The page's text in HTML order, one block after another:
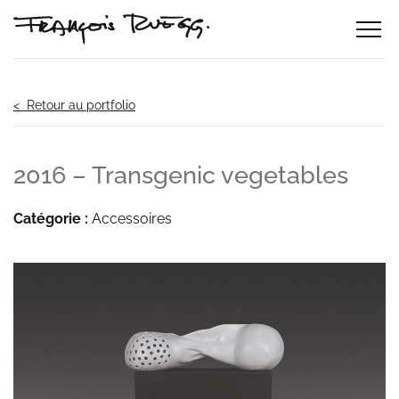
< Retour au portfolio
2016 – Transgenic vegetables
Catégorie : Accessoires